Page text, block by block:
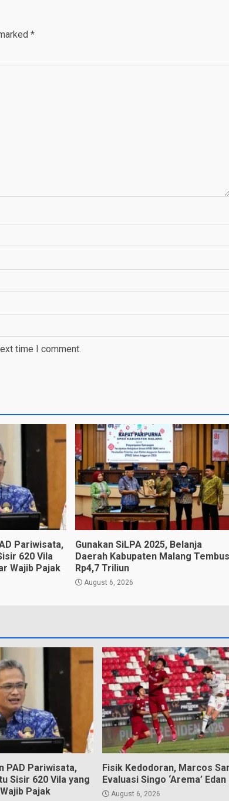
*
time I comment.
Pariwisata,
620 Vila
Wajib Pajak
Gunakan SiLPA 2025, Belanja
Daerah Kabupaten Malang Tembus
Rp4,7 Triliun
August 6, 2026
PAD Pariwisata,
Sisir 620 Vila yang
Pajak
Fisik Kedodoran, Marcos
Evaluasi Singo ‘Arema’ Edan
August 6, 2026